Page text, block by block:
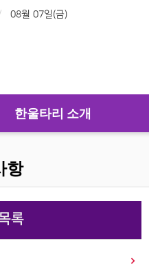
08월 07일(금)
한울타리 소개
항
록